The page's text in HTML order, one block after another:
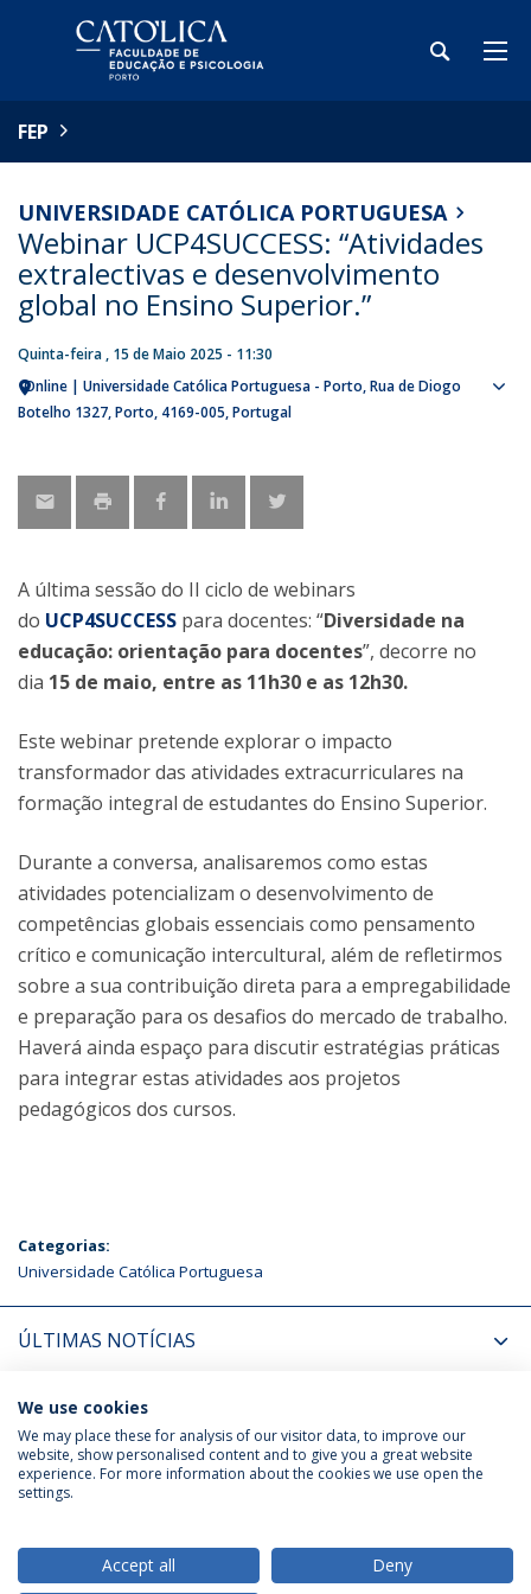
FEP
UNIVERSIDADE CATÓLICA PORTUGUESA
Webinar UCP4SUCCESS: “Atividades
extralectivas e desenvolvimento
global no Ensino Superior.”
Quinta-feira , 15 de Maio 2025 - 11:30
Online | Universidade Católica Portuguesa - Porto Rua de Diogo
Botelho 1327 Porto 4169-005 Portugal
A última sessão do II ciclo de webinars
do UCP4SUCCESS para docentes: “Diversidade na
educação: orientação para docentes”, decorre no
dia 15 de maio, entre as 11h30 e as 12h30.
Este webinar pretende explorar o impacto
transformador das atividades extracurriculares na
formação integral de estudantes do Ensino Superior.
Durante a conversa, analisaremos como estas
atividades potencializam o desenvolvimento de
competências globais essenciais como pensamento
crítico e comunicação intercultural, além de refletirmos
sobre a sua contribuição direta para a empregabilidade
e preparação para os desafios do mercado de trabalho.
Haverá ainda espaço para discutir estratégias práticas
para integrar estas atividades aos projetos
pedagógicos dos cursos.
Categorias:
Universidade Católica Portuguesa
ÚLTIMAS NOTÍCIAS
PRÓXIMOS EVENTOS
Política de Privacidade
Termos & Condições
We use cookies
We may place these for analysis of our visitor data, to improve our
website, show personalised content and to give you a great website
experience. For more information about the cookies we use open the
settings.
Accept all Deny